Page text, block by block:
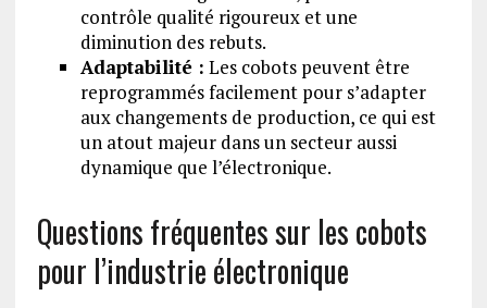
contrôle qualité rigoureux et une
diminution des rebuts.
Adaptabilité : Les cobots peuvent être
reprogrammés facilement pour s’adapter
aux changements de production, ce qui est
un atout majeur dans un secteur aussi
dynamique que l’électronique.
Questions fréquentes sur les cobots
pour l’industrie électronique